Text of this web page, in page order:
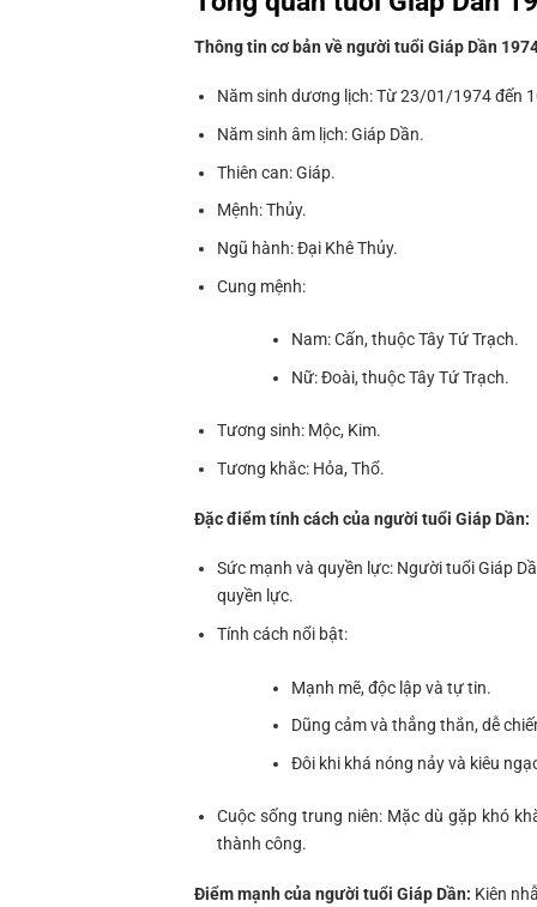
Thông tin cơ bản về người tuổi Giáp Dần
Năm sinh dương lịch: Từ 23/01/1974 đến
Năm sinh âm lịch: Giáp Dần.
Thiên can: Giáp.
Mệnh: Thủy.
Ngũ hành: Đại Khê Thủy.
Cung mệnh:
Nam: Cấn, thuộc Tây Tứ Trạch.
Nữ: Đoài, thuộc Tây Tứ Trạch.
Tương sinh: Mộc, Kim.
Tương khắc: Hỏa, Thổ.
Đặc điểm tính cách của người tuổi Giáp Dần:
Sức mạnh và quyền lực: Người tuổi Giáp
quyền lực.
Tính cách nổi bật:
Mạnh mẽ, độc lập và tự tin.
Dũng cảm và thẳng thắn, dễ
Đôi khi khá nóng nảy và kiêu
Cuộc sống trung niên: Mặc dù gặp khó
thành công.
Điểm mạnh của người tuổi Giáp Dần: Kiên